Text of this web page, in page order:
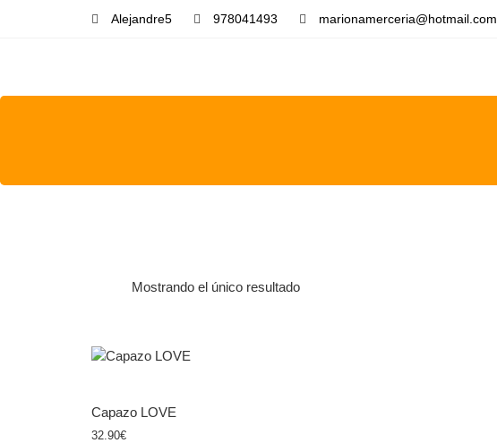
Alejandre5 978041493 marionamerceria@hotmail.com
Mostrando el único resultado
Capazo LOVE
32.90€